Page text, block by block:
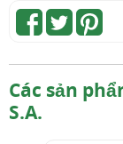
Các sản
S.A.